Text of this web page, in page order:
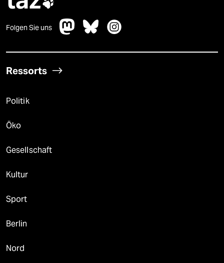
Folgen Sie uns
Ressorts
Politik
Öko
Gesellschaft
Kultur
Sport
Berlin
Nord